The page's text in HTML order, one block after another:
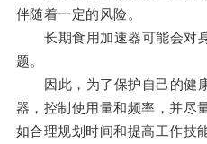
伴随着一定的风险。
长期食用加速器可能会对
题。
因此，为了保护自己的健
器，控制使用量和频率，并尽
如合理规划时间和提高工作技能